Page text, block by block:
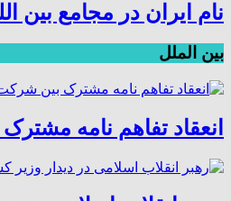
نام ایران در مجامع بین
بین الملل
انعقاد تفاهم نامه